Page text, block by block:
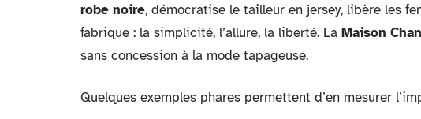
robe noire, démocratise le tailleur en jersey, libère les
fabrique : la simplicité, l’allure, la liberté. La Maison
sans concession à la mode tapageuse.
Quelques exemples phares permettent d’en mesurer